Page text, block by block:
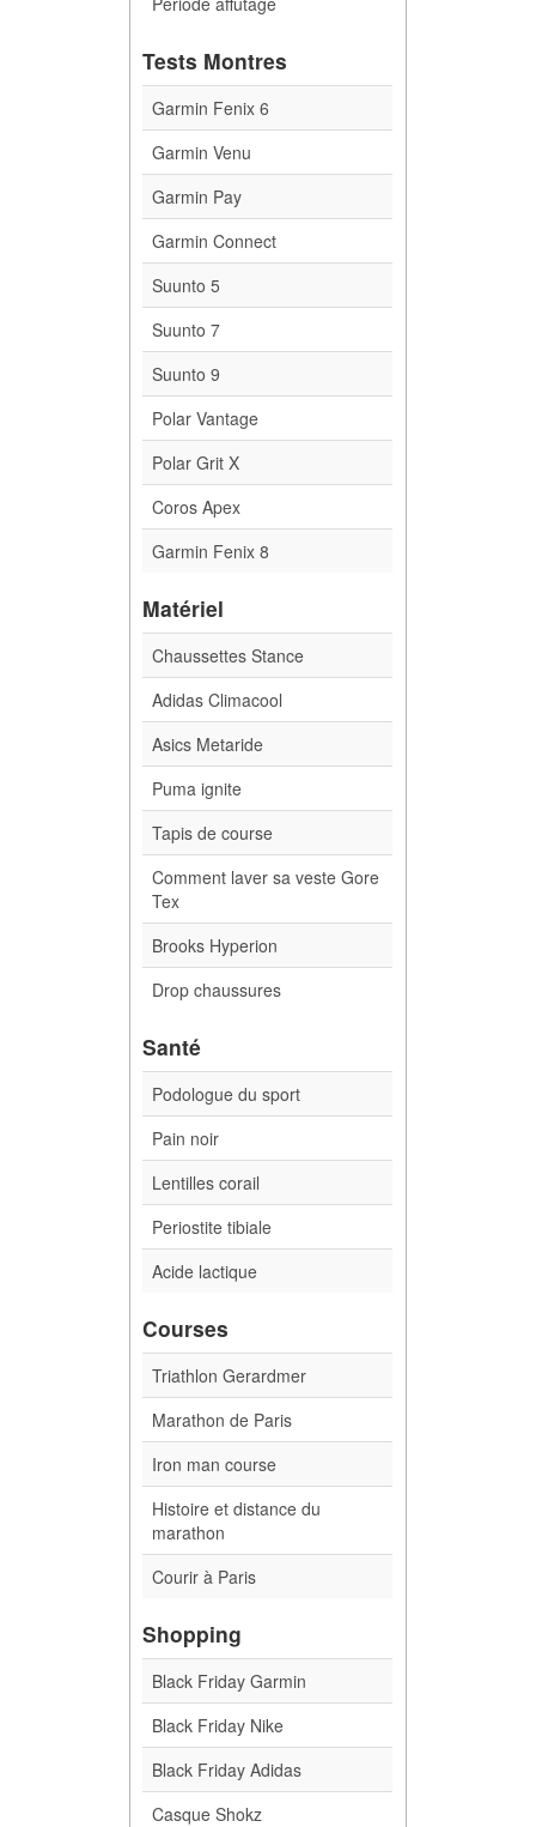
Tests Montres
Garmin Fenix 6
Garmin Venu
Garmin Pay
Garmin Connect
Suunto 5
Suunto 7
Suunto 9
Polar Vantage
Polar Grit X
Coros Apex
Garmin Fenix 8
Matériel
Chaussettes Stance
Adidas Climacool
Asics Metaride
Puma ignite
Tapis de course
Comment laver sa veste Gore
Tex
Brooks Hyperion
Drop chaussures
Santé
Podologue du sport
Pain noir
Lentilles corail
Periostite tibiale
Acide lactique
Courses
Triathlon Gerardmer
Marathon de Paris
Iron man course
Histoire et distance du
marathon
Courir à Paris
Shopping
Black Friday Garmin
Black Friday Nike
Black Friday Adidas
Casque Shokz